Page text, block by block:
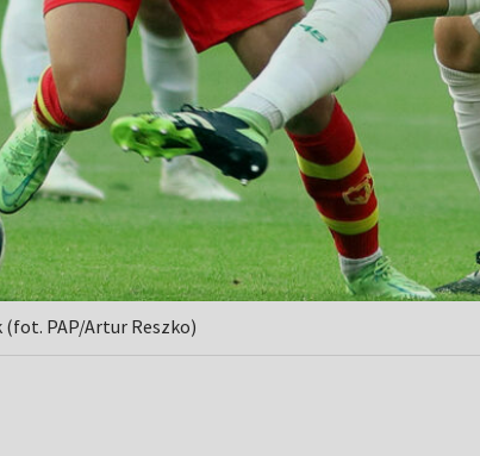
(fot. PAP/Artur Reszko)